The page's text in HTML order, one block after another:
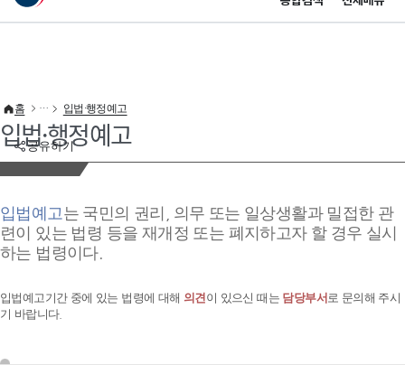
이 누리집은 대한민국 공식 전자정부 누리집입니다.
공유하기
홈 입법·행정예고
입법·행정예고
입법예고는 국민의 권리, 의무 또는 일상생활과 밀접한 관
련이 있는 법령 등을 재개정 또는 폐지하고자 할 경우 실시
하는 법령이다.
입법예고기간 중에 있는 법령에 대해 의견이 있으신 때는 담당부서 로 문의해 주시
기 바랍니다.